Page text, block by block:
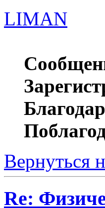
LIMAN
Вернуться
Re: